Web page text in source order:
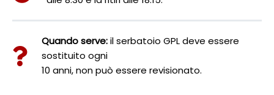
Quando serve:il serbatoio GPL deve essere
sostituito ogni
10 anni, non può essere revisionato.